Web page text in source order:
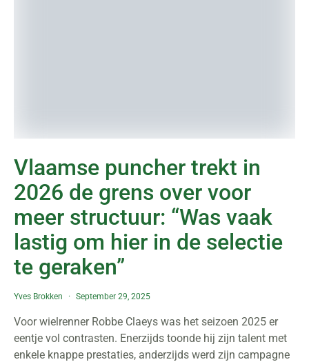
Vlaamse puncher trekt in
2026 de grens over voor
meer structuur: “Was vaak
lastig om hier in de selectie
te geraken”
Yves Brokken September 29, 2025
Voor wielrenner Robbe Claeys was het seizoen 2025 er
eentje vol contrasten. Enerzijds toonde hij zijn talent met
enkele knappe prestaties, anderzijds werd zijn campagne